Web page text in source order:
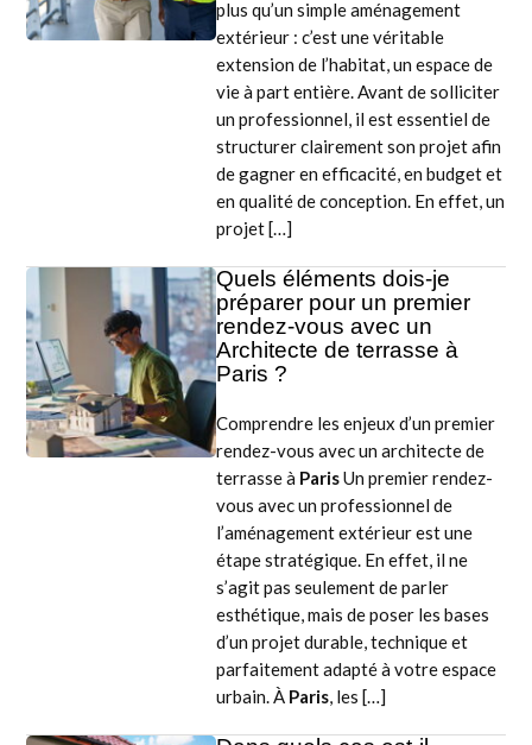
plus qu’un simple aménagement
extérieur : c’est une véritable
extension de l’habitat, un espace de
vie à part entière. Avant de solliciter
un professionnel, il est essentiel de
structurer clairement son projet afin
de gagner en efficacité, en budget et
en qualité de conception. En effet, un
projet […]
Quels éléments dois-je
préparer pour un premier
rendez-vous avec un
Architecte de terrasse à
Paris ?
Comprendre les enjeux d’un premier
rendez-vous avec un architecte de
terrasse à ParisUn premier rendez-
vous avec un professionnel de
l’aménagement extérieur est une
étape stratégique. En effet, il ne
s’agit pas seulement de parler
esthétique, mais de poser les bases
d’un projet durable, technique et
parfaitement adapté à votre espace
urbain. À Paris, les […]